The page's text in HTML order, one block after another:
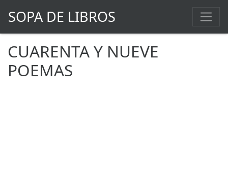
SOPA DE LIBROS
CUARENTA Y NUEVE
POEMAS